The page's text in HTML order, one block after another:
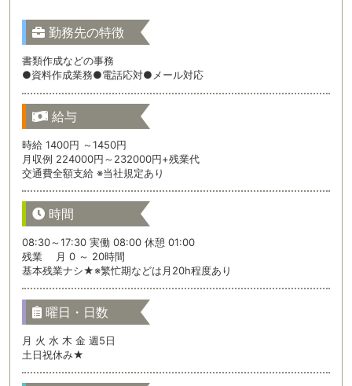
勤務先の特徴
書類作成などの事務
●資料作成業務●電話応対●メール対応
給与
時給 1400円 ～1450円
月収例 224000円～232000円+残業代
交通費全額支給 ※当社規定あり
時間
08:30～17:30 実働 08:00 休憩 01:00
残業 月 0 ～ 20時間
基本残業ナシ★※繁忙期などは月20h程度あり
曜日・日数
月 火 水 木 金 週5日
土日祝休み★